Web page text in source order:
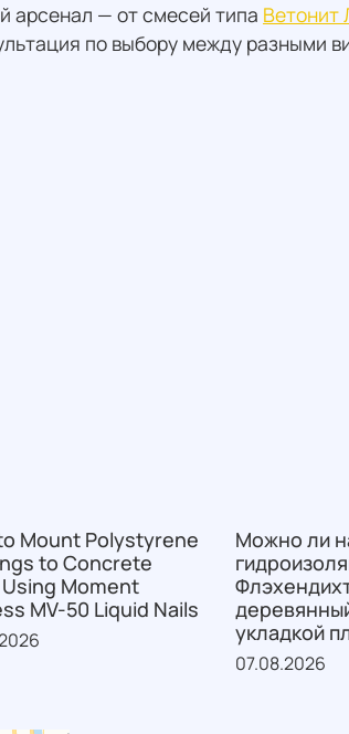
арсенал — от смесей типа Ветонит
по выбору между разными
Mount Polystyrene
to Concrete
Using Moment
MV-50 Liquid Nails
Можно ли
укладкой
07.08.2026